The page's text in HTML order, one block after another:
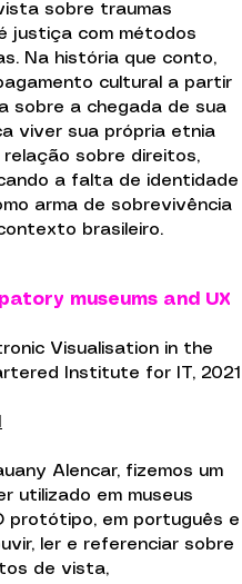
sobre traumas
justiça com métodos
Na história que conto,
cultural a partir
sobre a chegada de sua
viver sua própria etnia
relação sobre direitos,
a falta de identidade
arma de sobrevivência
brasileiro.
museums and UX
Visualisation in the
Institute for IT, 2021
Alencar, fizemos um
utilizado em museus
protótipo, em português e
ler e referenciar sobre
de vista,